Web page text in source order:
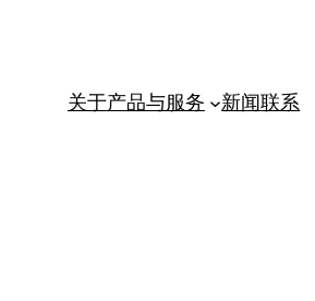
关于产品与服务 新闻联系